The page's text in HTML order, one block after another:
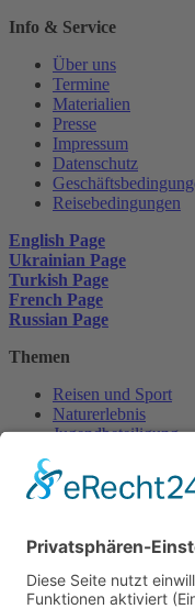
Info & Service
Über uns
Termine
Materialien
Presse
Impressum
Datenschutz
Reisebedingungen
English Page
Ukrainian Page
Turkish Page
French Page
Russian Page
Themen
Reisen und Sport
Naturerlebnis
Jugendbeteiligung
Klimaschutz
Internationales
Mitmachen